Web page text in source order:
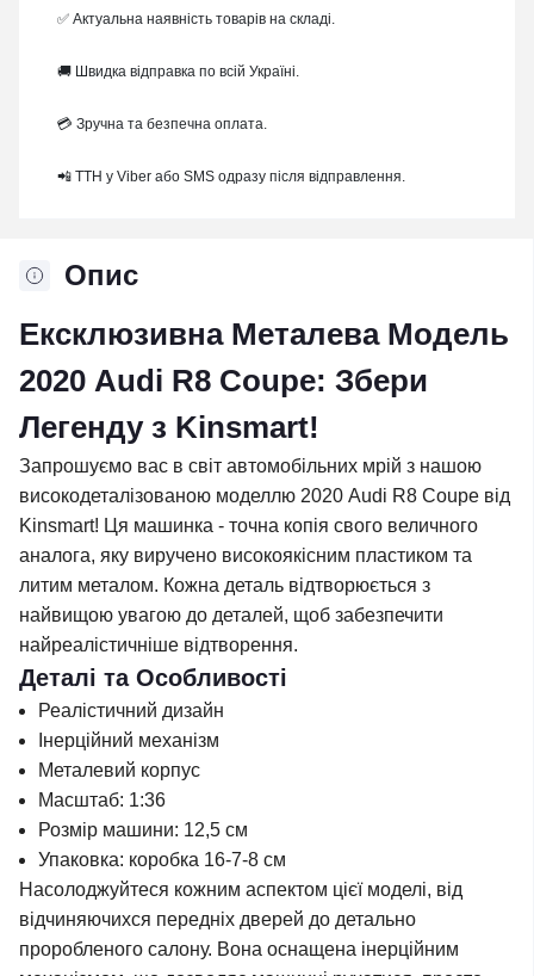
Опис
Ексклюзивна Металева Модель
2020 Audi R8 Coupe: Збери
Легенду з Kinsmart!
Запрошуємо вас в світ автомобільних мрій з нашою
високодеталізованою моделлю 2020 Audi R8 Coupe від
Kinsmart! Ця машинка - точна копія свого величного
аналога, яку виручено високоякісним пластиком та
литим металом. Кожна деталь відтворюється з
найвищою увагою до деталей, щоб забезпечити
найреалістичніше відтворення.
Деталі та Особливості
Реалістичний дизайн
Інерційний механізм
Металевий корпус
Масштаб: 1:36
Розмір машини: 12,5 см
Упаковка: коробка 16-7-8 см
Насолоджуйтеся кожним аспектом цієї моделі, від
відчиняючихся передніх дверей до детально
проробленого салону. Вона оснащена інерційним
✅ Актуальна наявність товарів на складі.
🚚 Швидка відправка по всій Україні.
💳 Зручна та безпечна оплата.
📲 ТТН у Viber або SMS одразу після відправлення.